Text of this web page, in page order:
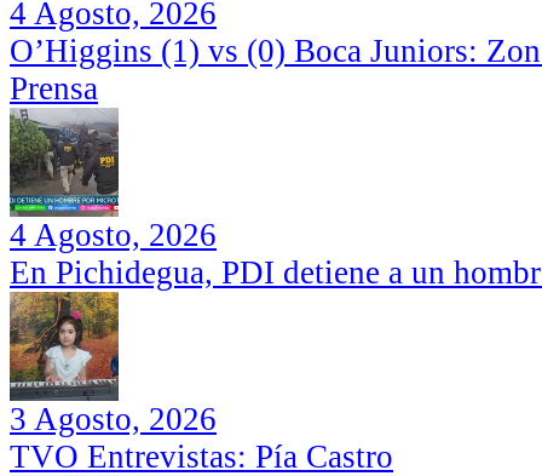
4 Agosto, 2026
O’Higgins (1) vs (0) Boca Juniors:
Prensa
4 Agosto, 2026
En Pichidegua, PDI detiene a un
3 Agosto, 2026
TVO Entrevistas: Pía Castro